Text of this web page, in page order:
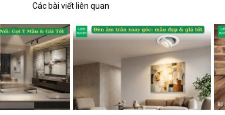
Các bài viết liên quan